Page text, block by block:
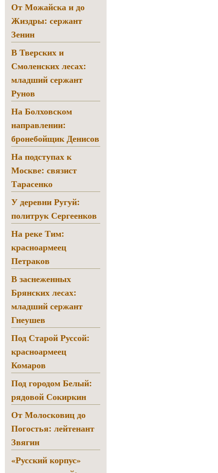
От Можайска и до
Жиздры: сержант
Зенин
В Тверских и
Смоленских лесах:
младший сержант
Рунов
На Болховском
направлении:
бронебойщик Денисов
На подступах к
Москве: связист
Тарасенко
У деревни Ругуй:
политрук Сергеенков
На реке Тим:
красноармеец
Петраков
В заснеженных
Брянских лесах:
младший сержант
Гнеушев
Под Старой Руссой:
красноармеец
Комаров
Под городом Белый:
рядовой Сокиркин
От Молосковиц до
Погостья: лейтенант
Звягин
«Русский корпус»